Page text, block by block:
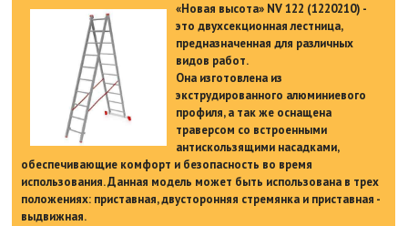
«Новая высота» NV 122 (1220210) -
это двухсекционная лестница,
предназначенная для различных
видов работ.
Она изготовлена из
экструдированного алюминиевого
профиля, а так же оснащена
траверсом со встроенными
антискользящими насадками,
обеспечивающие комфорт и безопасность во время
использования. Данная модель может быть использована в трех
положениях: приставная, двусторонняя стремянка и приставная -
выдвижная.